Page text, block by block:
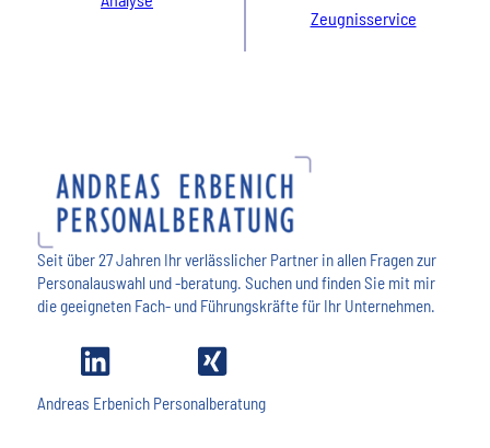
Zeugnisservice
Seit über 27 Jahren Ihr verlässlicher Partner in allen Fragen zur
Personalauswahl und -beratung. Suchen und finden Sie mit mir
die geeigneten Fach- und Führungskräfte für Ihr Unternehmen.
Andreas Erbenich Personalberatung